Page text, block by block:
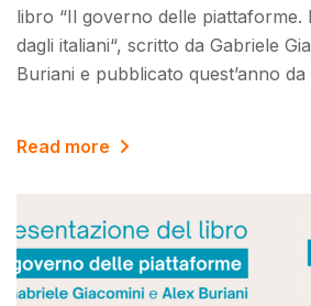
libro “Il governo delle piattaforme.
dagli italiani“, scritto da Gabriele
Buriani e pubblicato quest’anno
Read more